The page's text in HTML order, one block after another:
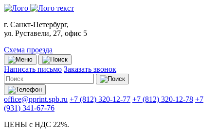
г. Санкт-Петербург,
ул. Руставели, 27, офис 5
Схема проезда
Написать письмо Заказать звонок
office@pprint.spb.ru +7 (812) 320-12-77 +7 (812) 320-12-78 +7
(931) 341-67-76
ЦЕНЫ с НДС 22%.